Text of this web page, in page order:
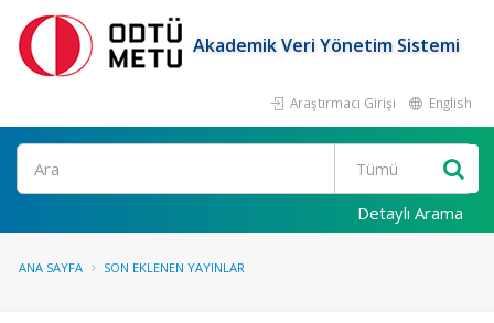
Akademik Veri Yönetim Sistemi
Araştırmacı Girişi English
Ara
Detaylı Arama
ANA SAYFA SON EKLENEN YAYINLAR